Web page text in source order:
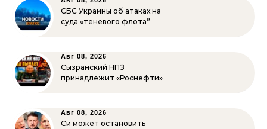
СБС Украины об атаках на
суда «теневого флота”
Авг 08, 2026
Сызранский НПЗ
принадлежит «Роснефти»
Авг 08, 2026
Си может остановить